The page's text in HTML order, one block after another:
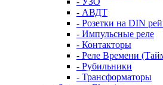
- АВДТ
- Розетки на DIN
- Импульсные реле
- Контакторы
- Реле Времени
- Рубильники
- Трансформаторы